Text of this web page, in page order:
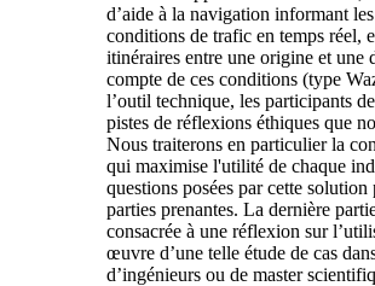
d’aide à la navigation informant
conditions de trafic en temps réel,
itinéraires entre une origine et une
compte de ces conditions (type
l’outil technique, les participants
pistes de réflexions éthiques que
Nous traiterons en particulier la
qui maximise l'utilité de chaque
questions posées par cette
parties prenantes. La dernière
consacrée à une réflexion sur
œuvre d’une telle étude de cas
d’ingénieurs ou de master